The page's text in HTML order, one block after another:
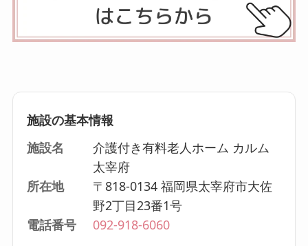
施設の基本情報
施設名
介護付き有料老人ホーム カルム
太宰府
所在地
〒818-0134 福岡県太宰府市大佐
野2丁目23番1号
電話番号
092-918-6060